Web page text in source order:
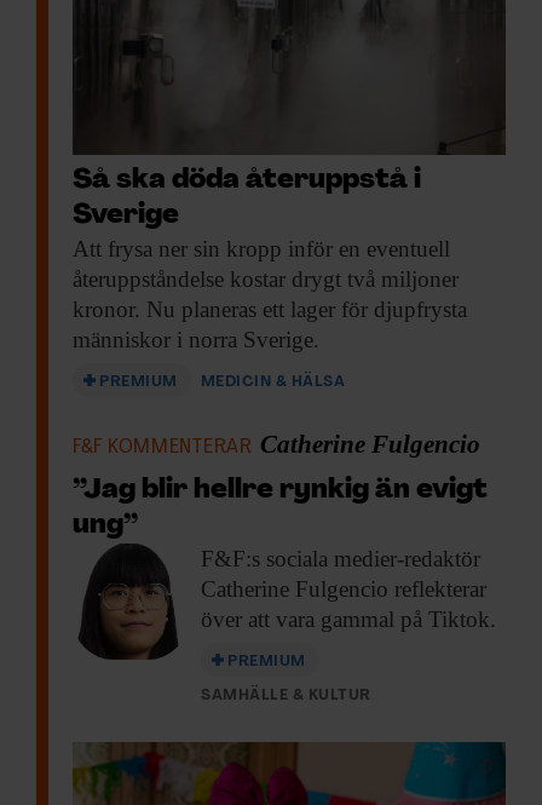
Så ska döda återuppstå i
Sverige
Att frysa ner sin kropp inför en eventuell
återuppståndelse kostar drygt två miljoner
kronor. Nu planeras ett lager för djupfrysta
människor i norra Sverige.
PREMIUM MEDICIN & HÄLSA
F&F KOMMENTERAR Catherine Fulgencio
”Jag blir hellre rynkig än evigt
ung”
F&F:s sociala medier-redaktör
Catherine Fulgencio reflekterar
över att vara gammal på Tiktok.
PREMIUM
SAMHÄLLE & KULTUR